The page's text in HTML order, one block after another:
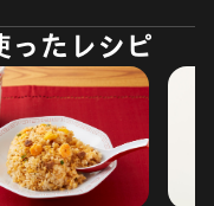
ったレシピ